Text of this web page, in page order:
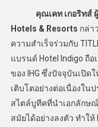
คุณเคท เกอริทส์
Hotels & Resorts กล่า
ความสำเร็จร่วมกับ
แบรนด์ Hotel Indigo ถื
ของ IHG ซึ่งปัจจุบันเปิด
เติบโตอย่างต่อเนื่องใน
สไตล์บูทีคที่นำเอกลักษ
สมัยได้อย่างลงตัว ทำใ